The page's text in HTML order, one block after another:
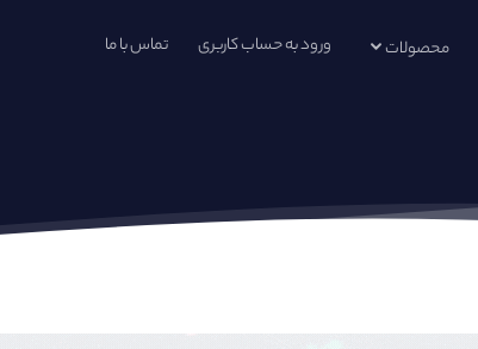
محصولات ورود به حساب کاربری تماس با ما